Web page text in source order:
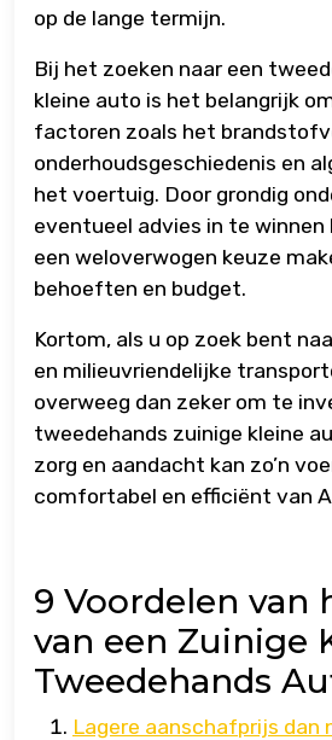
op de lange termijn.
Bij het zoeken naar een
kleine auto is het belangrijk
factoren zoals het
onderhoudsgeschiedenis en
het voertuig. Door grondig
eventueel advies in te winnen
een weloverwogen keuze
behoeften en budget.
Kortom, als u op zoek bent
en milieuvriendelijke
overweeg dan zeker om te
tweedehands zuinige kleine
zorg en aandacht kan zo’n
comfortabel en efficiënt van A
9 Voordelen van
van een Zuinige
Tweedehands
Lagere aanschafprijs dan